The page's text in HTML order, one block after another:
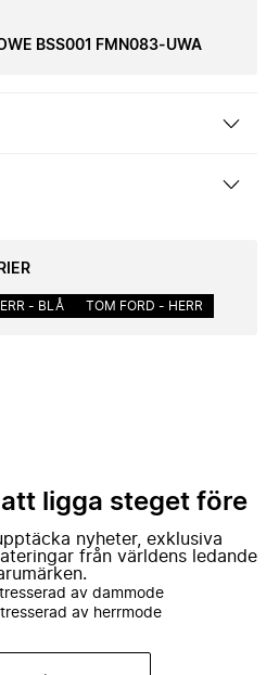
BSS001 FMN083-UWA
- BLÅ TOM FORD - HERR
ligga steget före
nyheter, exklusiva
från världens ledande
av dammode
av herrmode